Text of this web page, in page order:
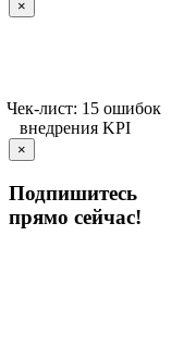
×
×
Подпишитесь
прямо сейчас!